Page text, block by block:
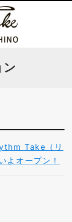
ン
Take（リ
よオープン！